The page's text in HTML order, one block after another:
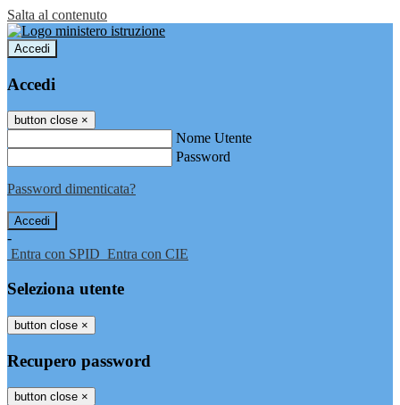
Salta al contenuto
Accedi
Accedi
button close ×
Nome Utente
Password
Password dimenticata?
-
Entra con SPID Entra con CIE
Seleziona utente
button close ×
Recupero password
button close ×